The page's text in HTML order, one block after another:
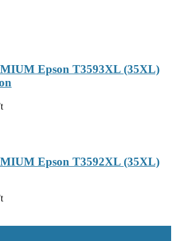
Epson T3593XL (35XL)
Epson T3592XL (35XL)